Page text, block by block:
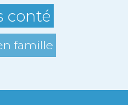
conté
famille